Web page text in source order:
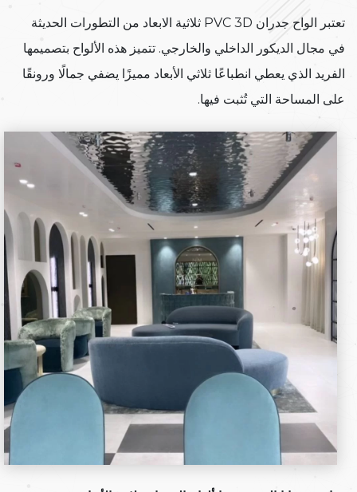
تعتبر الواح جدران PVC 3D ثلاثية الابعاد من التطورات الحديثة
في مجال الديكور الداخلي والخارجي. تتميز هذه الألواح بتصميمها
الفريد الذي يعطي انطباعًا ثلاثي الأبعاد مميزًا يضفي جمالًا ورونقًا
على المساحة التي تُثبت فيها.